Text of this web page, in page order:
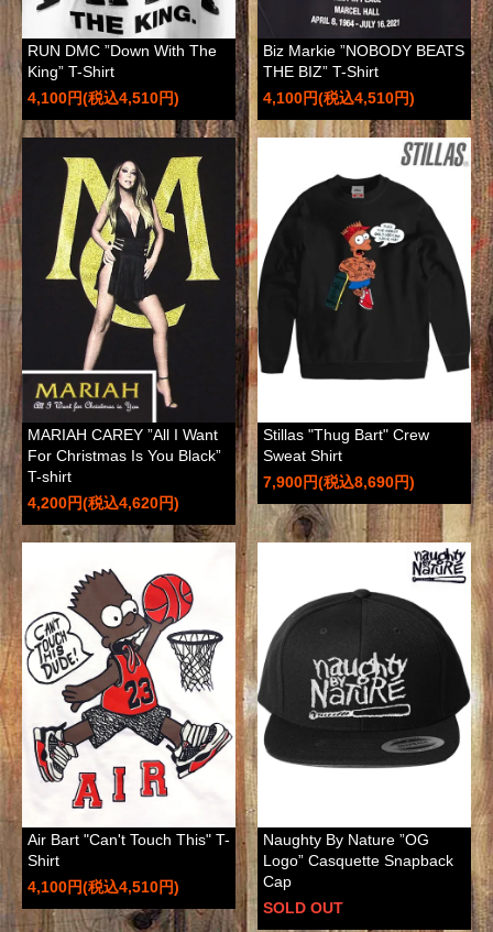
RUN DMC ”Down With The
King” T-Shirt
4,100円(税込4,510円)
Biz Markie ”NOBODY BEATS
THE BIZ” T-Shirt
4,100円(税込4,510円)
MARIAH CAREY ”All I Want
For Christmas Is You Black”
T-shirt
4,200円(税込4,620円)
Stillas "Thug Bart" Crew
Sweat Shirt
7,900円(税込8,690円)
Air Bart "Can't Touch This" T-
Shirt
4,100円(税込4,510円)
Naughty By Nature ”OG
Logo” Casquette Snapback
Cap
SOLD OUT